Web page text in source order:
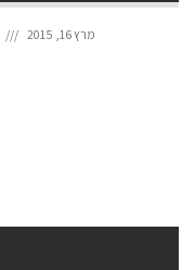
מרץ 16, 2015